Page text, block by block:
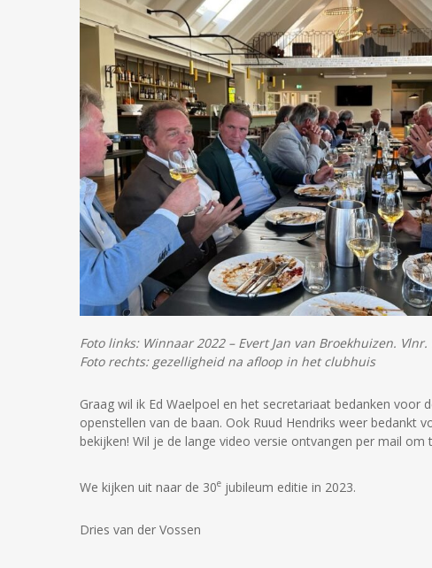
Foto links: Winnaar 2022 – Evert Jan van Broekhuizen.
Foto rechts: gezelligheid na afloop in het clubhuis
Graag wil ik Ed Waelpoel en het secretariaat bedanken
openstellen van de baan. Ook Ruud Hendriks weer bedankt
bekijken! Wil je de lange video versie ontvangen per mail om
We kijken uit naar de 30e jubileum editie in 2023.
Dries van der Vossen